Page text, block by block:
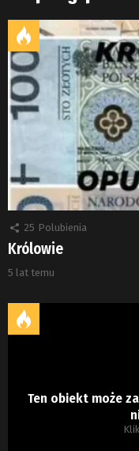
25 Polubienia
Królowie
5 lat temu
Ten obiekt może